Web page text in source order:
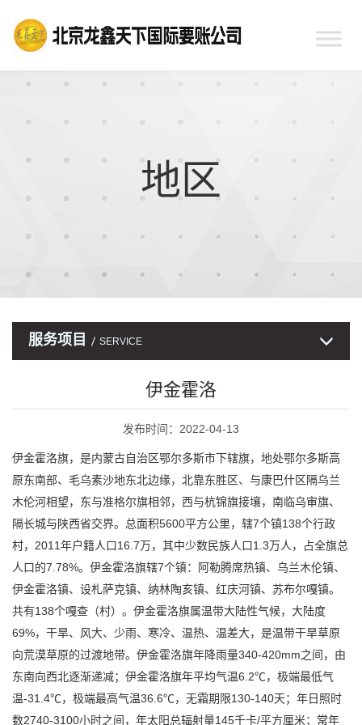
地区
服务项目 SERVICE
伊金霍洛
发布时间：2022-04-13
伊金霍洛旗，是内蒙古自治区鄂尔多斯市下辖旗，地处鄂尔多斯高
原东南部、毛乌素沙地东北边缘，北靠东胜区、与康巴什区隔乌兰
木伦河相望，东与准格尔旗相邻，西与杭锦旗接壤，南临乌审旗、
隔长城与陕西省交界。总面积5600平方公里，辖7个镇138个行政
村，2011年户籍人口16.7万，其中少数民族人口1.3万人，占全旗总
人口的7.78%。伊金霍洛旗辖7个镇：阿勒腾席热镇、乌兰木伦镇、
伊金霍洛镇、设札萨克镇、纳林陶亥镇、红庆河镇、苏布尔嘎镇。
共有138个嘎查（村）。伊金霍洛旗属温带大陆性气候，大陆度
69%，干旱、风大、少雨、寒冷、温热、温差大，是温带干旱草原
向荒漠草原的过渡地带。伊金霍洛旗年降雨量340-420mm之间，由
东南向西北逐渐递减；伊金霍洛旗年平均气温6.2℃，极端最低气
温-31.4℃，极端最高气温36.6℃，无霜期限130-140天；年日照时
数2740-3100小时之间，年太阳总辐射量145千卡/平方厘米；常年